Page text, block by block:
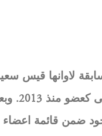
لاوانها قيس
النهضة وذلك من خلال
اوت 2013 تبين ان اسمه موجود ضمن